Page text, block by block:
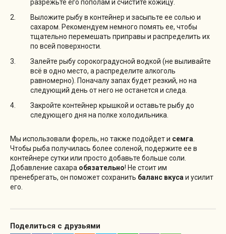
разрежьте его пополам и счистите кожицу.
Выложите рыбу в контейнер и засыпьте ее солью и
сахаром. Рекомендуем немного помять ее, чтобы
тщательно перемешать приправы и распределить их
по всей поверхности.
Залейте рыбу сорокоградусной водкой (не выливайте
всё в одно место, а распределите алкоголь
равномерно). Поначалу запах будет резкий, но на
следующий день от него не останется и следа.
Закройте контейнер крышкой и оставьте рыбу до
следующего дня на полке холодильника.
Мы использовали форель, но также подойдет и семга
Чтобы рыба получилась более соленой, подержите ее в
контейнере сутки или просто добавьте больше соли.
Добавление сахара обязательно! Не стоит им
пренебрегать, он поможет сохранить баланс вкуса и усилит
его.
Поделиться с друзьями